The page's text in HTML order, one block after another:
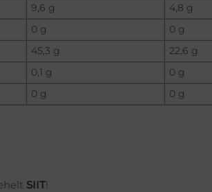
9,6 g
4,8 g
0 g
0 g
45,3 g
22,6 g
0,1 g
0 g
0 g 0 g
SIIT!